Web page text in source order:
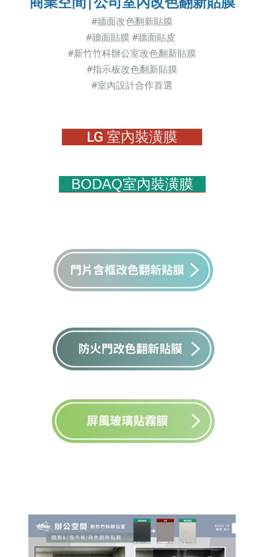
#牆面改色翻新貼膜
#牆面貼膜 #牆面貼皮
#新竹竹科辦公室改色翻新貼膜
#指示板改色翻新貼膜
#室內設計合作首選
LG 室內裝潢膜
BODAQ室內裝潢膜